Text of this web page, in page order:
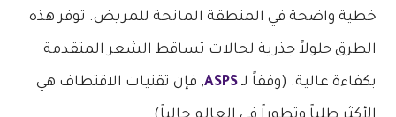
خطية واضحة في المنطقة المانحة للمريض. توفر هذه
الطرق حلولاً جذرية لحالات تساقط الشعر المتقدمة
بكفاءة عالية. (وفقاً لـASPS, فإن تقنيات الاقتطاف هي